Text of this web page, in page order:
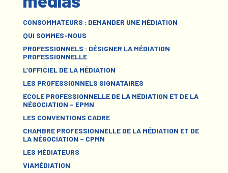
CONSOMMATEURS : DEMANDER UNE MÉDIATION
QUI SOMMES-NOUS
PROFESSIONNELS : DÉSIGNER LA MÉDIATION
PROFESSIONNELLE
L’OFFICIEL DE LA MÉDIATION
LES PROFESSIONNELS SIGNATAIRES
ECOLE PROFESSIONNELLE DE LA MÉDIATION ET DE LA
NÉGOCIATION – EPMN
LES CONVENTIONS CADRE
CHAMBRE PROFESSIONNELLE DE LA MÉDIATION ET DE
LA NÉGOCIATION – CPMN
LES MÉDIATEURS
VIAMÉDIATION